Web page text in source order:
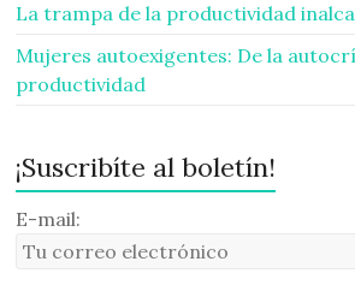
La trampa de la productividad
Mujeres autoexigentes: De la
productividad
¡Suscribíte al boletín!
E-mail: